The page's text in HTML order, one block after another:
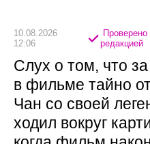
10.08.2026
12:06
Проверено
редакцией
Слух о том, что
в фильме тайно
Чан со своей
ходил вокруг